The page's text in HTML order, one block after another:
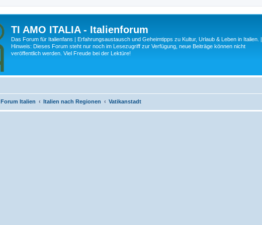
TI AMO ITALIA - Italienforum
Das Forum für Italienfans | Erfahrungsaustausch und Geheimtipps zu Kultur, Urlaub & Leben in Italien. |
Hinweis: Dieses Forum steht nur noch im Lesezugriff zur Verfügung, neue Beiträge können nicht
veröffentlich werden. Viel Freude bei der Lektüre!
Forum Italien Italien nach Regionen Vatikanstadt